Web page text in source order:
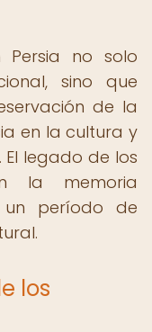
Persia no solo
sino que
de la
en la cultura y
legado de los
la memoria
período de
los